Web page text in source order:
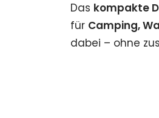
Das kompakte
für Camping,
dabei – ohne